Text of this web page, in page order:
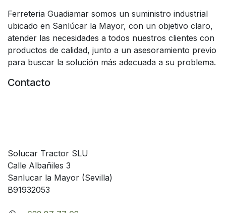
Ferreteria Guadiamar somos un suministro industrial
ubicado en Sanlúcar la Mayor, con un objetivo claro,
atender las necesidades a todos nuestros clientes con
productos de calidad, junto a un asesoramiento previo
para buscar la solución más adecuada a su problema.
Contacto
Solucar Tractor SLU
Calle Albañiles 3
Sanlucar la Mayor (Sevilla)
B91932053